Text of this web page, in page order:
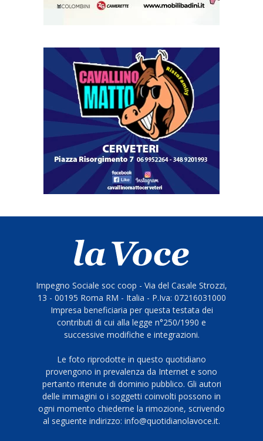
Impegno Sociale soc coop - Via del Casale Strozzi,
13 - 00195 Roma RM - Italia - P.Iva: 07216031000
Impresa beneficiaria per questa testata dei
contributi di cui alla legge n°250/1990 e
successive modifiche e integrazioni.
Le foto riprodotte in questo quotidiano
provengono in prevalenza da Internet e sono
pertanto ritenute di dominio pubblico. Gli autori
delle immagini o i soggetti coinvolti possono in
ogni momento chiederne la rimozione, scrivendo
al seguente indirizzo: info@quotidianolavoce.it.